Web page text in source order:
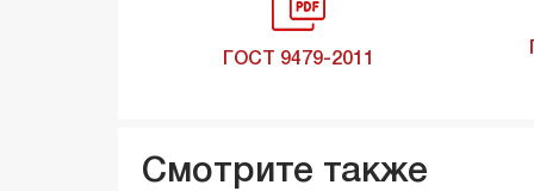
ГОСТ 9479-2011
Смотрите также